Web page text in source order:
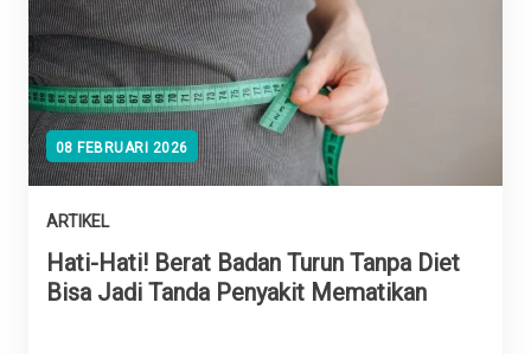
08 FEBRUARI 2026
ARTIKEL
Hati-Hati! Berat Badan Turun Tanpa Diet
Bisa Jadi Tanda Penyakit Mematikan